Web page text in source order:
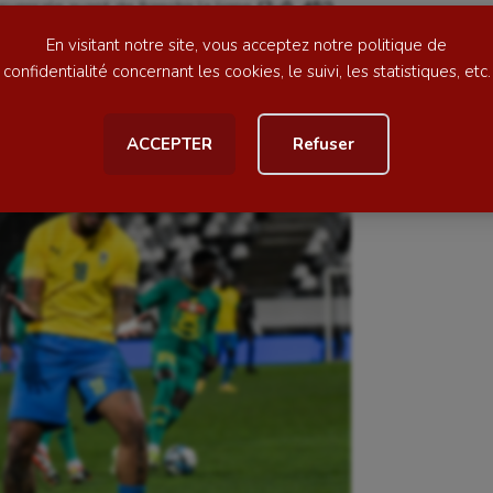
En visitant notre site, vous acceptez notre politique de
confidentialité concernant les cookies, le suivi, les statistiques, etc.
ACCEPTER Refuser
américain
rythmique
Olympiques et Paralympiques
Natation artistique
Outdoor
Parkour
Patinage artistique
Pétanque
Plongée
avant de franchir la ligne(2-0, 45′).